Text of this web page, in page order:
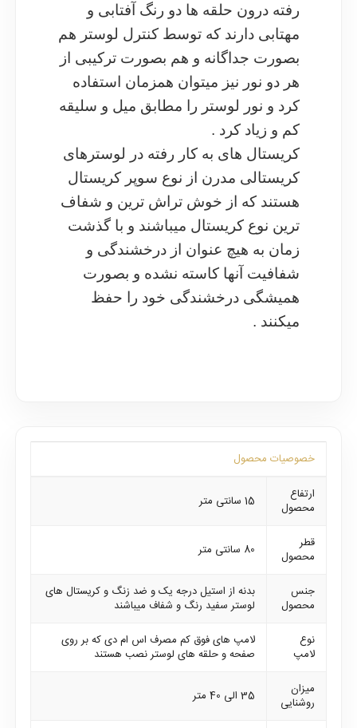
رفته درون حلقه ها دو رنگ آفتابی و
مهتابی دارند که توسط کنترل لوستر هم
بصورت جداگانه و هم بصورت ترکیبی از
هر دو نور نیز میتوان همزمان استفاده
کرد و نور لوستر را مطابق میل و سلیقه
کم و زیاد کرد .
کریستال های به کار رفته در لوسترهای
کریستالی مدرن از نوع سوپر کریستال
هستند که از خوش تراش ترین و شفاف
ترین نوع کریستال میباشند و با گذشت
زمان به هیچ عنوان از درخشندگی و
شفافیت آنها کاسته نشده و بصورت
همیشگی درخشندگی خود را حفظ
میکنند .
خصوصیات محصول
ارتفاع
محصول
15 سانتی متر
قطر
محصول
80 سانتی متر
جنس
محصول
بدنه از استیل درجه یک و ضد زنگ و کریستال های
لوستر سفید رنگ و شفاف میباشند
نوع
لامپ
لامپ های فوق کم مصرف اس ام دی که بر روی
صفحه و حلقه های لوستر نصب هستند
میزان
روشنایی
35 الی 40 متر